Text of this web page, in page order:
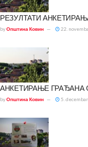
РЕЗУЛТАТИ
byОпштина Ковин 22.
АНКЕТИРАЊЕ ГРАЂАНА
byОпштина Ковин 5.